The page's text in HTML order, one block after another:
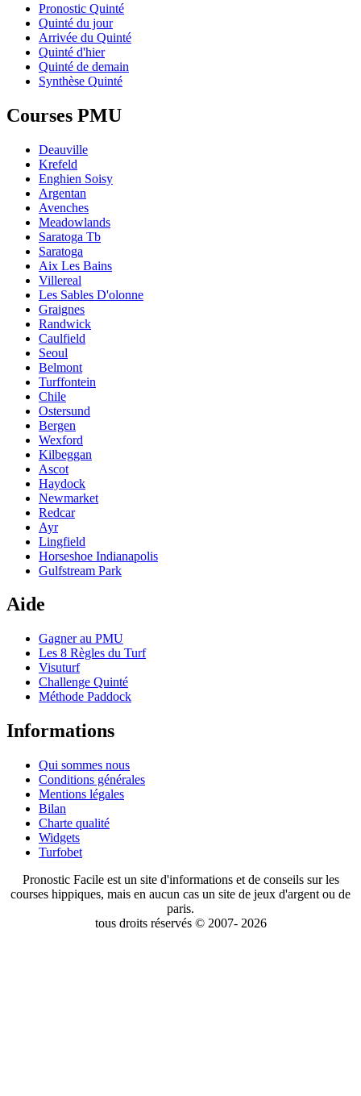
Pronostic Quinté
Quinté du jour
Arrivée du Quinté
Quinté d'hier
Quinté de demain
Synthèse Quinté
Courses PMU
Deauville
Krefeld
Enghien Soisy
Argentan
Avenches
Meadowlands
Saratoga Tb
Saratoga
Aix Les Bains
Villereal
Les Sables D'olonne
Graignes
Randwick
Caulfield
Seoul
Belmont
Turffontein
Chile
Ostersund
Bergen
Wexford
Kilbeggan
Ascot
Haydock
Newmarket
Redcar
Ayr
Lingfield
Horseshoe Indianapolis
Gulfstream Park
Aide
Gagner au PMU
Les 8 Règles du Turf
Visuturf
Challenge Quinté
Méthode Paddock
Informations
Qui sommes nous
Conditions générales
Mentions légales
Bilan
Charte qualité
Widgets
Turfobet
Pronostic Facile est un site d'informations et de conseils sur les
courses hippiques, mais en aucun cas un site de jeux d'argent ou de
paris.
tous droits réservés © 2007- 2026